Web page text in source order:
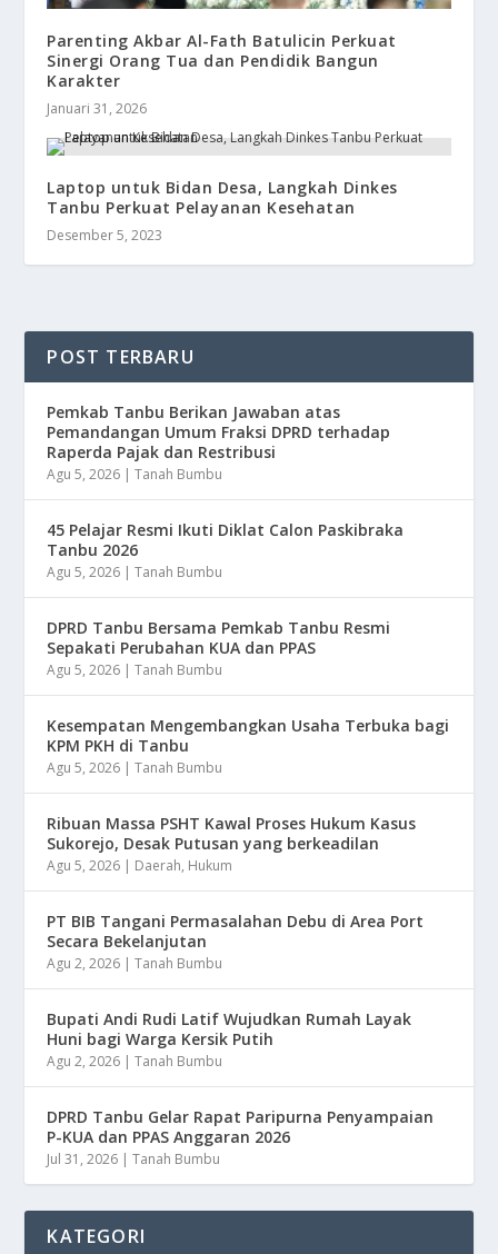
Parenting Akbar Al-Fath Batulicin Perkuat
Sinergi Orang Tua dan Pendidik Bangun
Karakter
Januari 31, 2026
Laptop untuk Bidan Desa, Langkah Dinkes
Tanbu Perkuat Pelayanan Kesehatan
Desember 5, 2023
POST TERBARU
Pemkab Tanbu Berikan Jawaban atas
Pemandangan Umum Fraksi DPRD terhadap
Raperda Pajak dan Restribusi
Agu 5, 2026 |Tanah Bumbu
45 Pelajar Resmi Ikuti Diklat Calon Paskibraka
Tanbu 2026
Agu 5, 2026 |Tanah Bumbu
DPRD Tanbu Bersama Pemkab Tanbu Resmi
Sepakati Perubahan KUA dan PPAS
Agu 5, 2026 |Tanah Bumbu
Kesempatan Mengembangkan Usaha Terbuka bagi
KPM PKH di Tanbu
Agu 5, 2026 |Tanah Bumbu
Ribuan Massa PSHT Kawal Proses Hukum Kasus
Sukorejo, Desak Putusan yang berkeadilan
Agu 5, 2026 | Daerah, Hukum
PT BIB Tangani Permasalahan Debu di Area Port
Secara Bekelanjutan
Agu 2, 2026 |Tanah Bumbu
Bupati Andi Rudi Latif Wujudkan Rumah Layak
Huni bagi Warga Kersik Putih
Agu 2, 2026 |Tanah Bumbu
DPRD Tanbu Gelar Rapat Paripurna Penyampaian
P-KUA dan PPAS Anggaran 2026
Jul 31, 2026 |Tanah Bumbu
KATEGORI